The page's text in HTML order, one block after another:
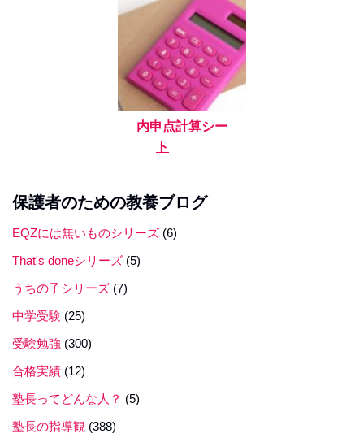
内申点計算シー
ト
保護者のための教養ブログ
EQZには無いものシリーズ (6)
That's doneシリーズ (5)
うちの子シリーズ (7)
中学受験 (25)
受験勉強 (300)
合格実績 (12)
塾長ってどんな人？ (5)
塾長の指導観 (388)